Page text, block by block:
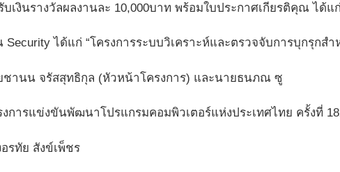
บเงินรางวัลผลงานละ 10,000บาท พร้อมใบประกาศเกียรติคุณ ได้แก่
Security ได้แก่ “โครงการระบบวิเคราะห์และตรวจจับการบุกรุกส
านน จรัสสุทธิกุล (หัวหน้าโครงการ) และนายธนภณ ซู
การแข่งขันพัฒนาโปรแกรมคอมพิวเตอร์แห่งประเทศไทย ครั้งที่
รทัย สังข์เพ็ชร